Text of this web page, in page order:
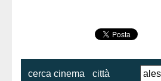
cerca cinema città